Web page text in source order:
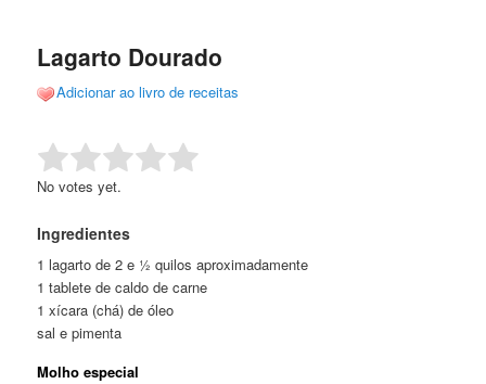
conteúdo
conteúdo
Lagarto Dourado
Adicionar ao livro de receitas
Rate this item: Submit Rating
No votes yet.
Ingredientes
1 lagarto de 2 e ½ quilos aproximadamente
1 tablete de caldo de carne
1 xícara (chá) de óleo
sal e pimenta
Molho especial